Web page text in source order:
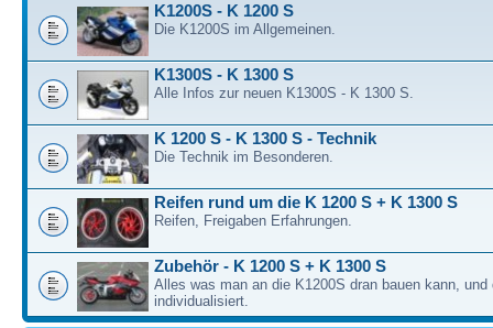
K1200S - K 1200 S
Die K1200S im Allgemeinen.
K1300S - K 1300 S
Alle Infos zur neuen K1300S - K 1300 S.
K 1200 S - K 1300 S - Technik
Die Technik im Besonderen.
Reifen rund um die K 1200 S + K 1300 S
Reifen, Freigaben Erfahrungen.
Zubehör - K 1200 S + K 1300 S
Alles was man an die K1200S dran bauen kann, und
individualisiert.